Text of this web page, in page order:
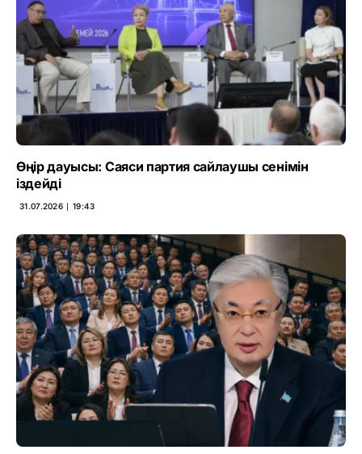
Өңір дауысы: Саяси партия сайлаушы сенімін
іздейді
31.07.2026 ∣ 19:43